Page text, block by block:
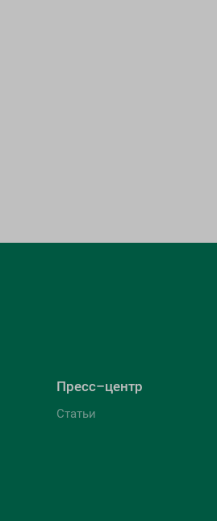
Пресс–центр
Статьи